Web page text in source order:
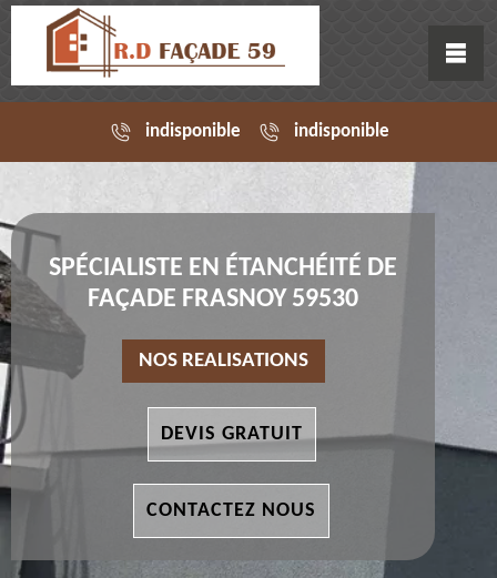
indisponible indisponible
SPÉCIALISTE EN ÉTANCHÉITÉ DE
FAÇADE FRASNOY 59530
NOS REALISATIONS
DEVIS GRATUIT
CONTACTEZ NOUS